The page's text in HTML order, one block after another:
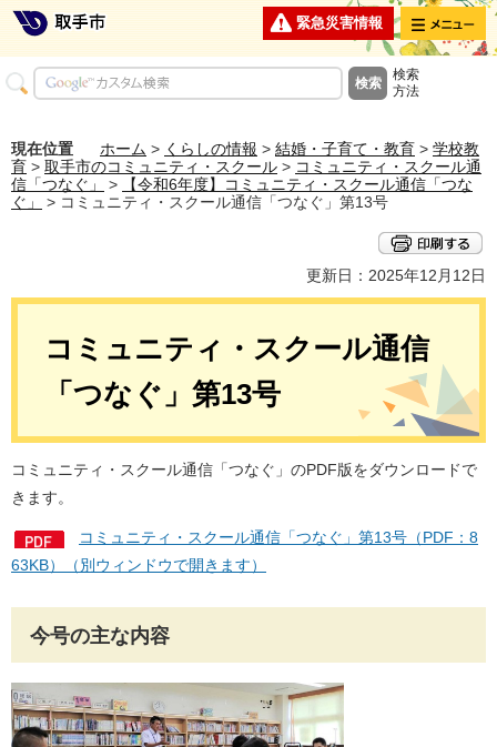
緊急災害情報 メニュー
検索
方法
現在位置 ホーム > くらしの情報 > 結婚・子育て・教育 > 学校教
育 > 取手市のコミュニティ・スクール > コミュニティ・スクール通
信「つなぐ」
>
【令和6年度】コミュニティ・スクール通信「つな
ぐ」
> コミュニティ・スクール通信「つなぐ」第13号
更新日：2025年12月12日
コミュニティ・スクール通信
「つなぐ」第13号
コミュニティ・スクール通信「つなぐ」のPDF版をダウンロードで
きます。
コミュニティ・スクール通信「つなぐ」第13号（PDF：8
63KB）（別ウィンドウで開きます）
今号の主な内容